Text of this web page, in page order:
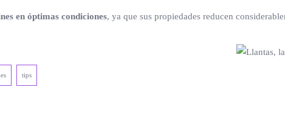
en óptimas condiciones, ya que sus propiedades reducen
tips